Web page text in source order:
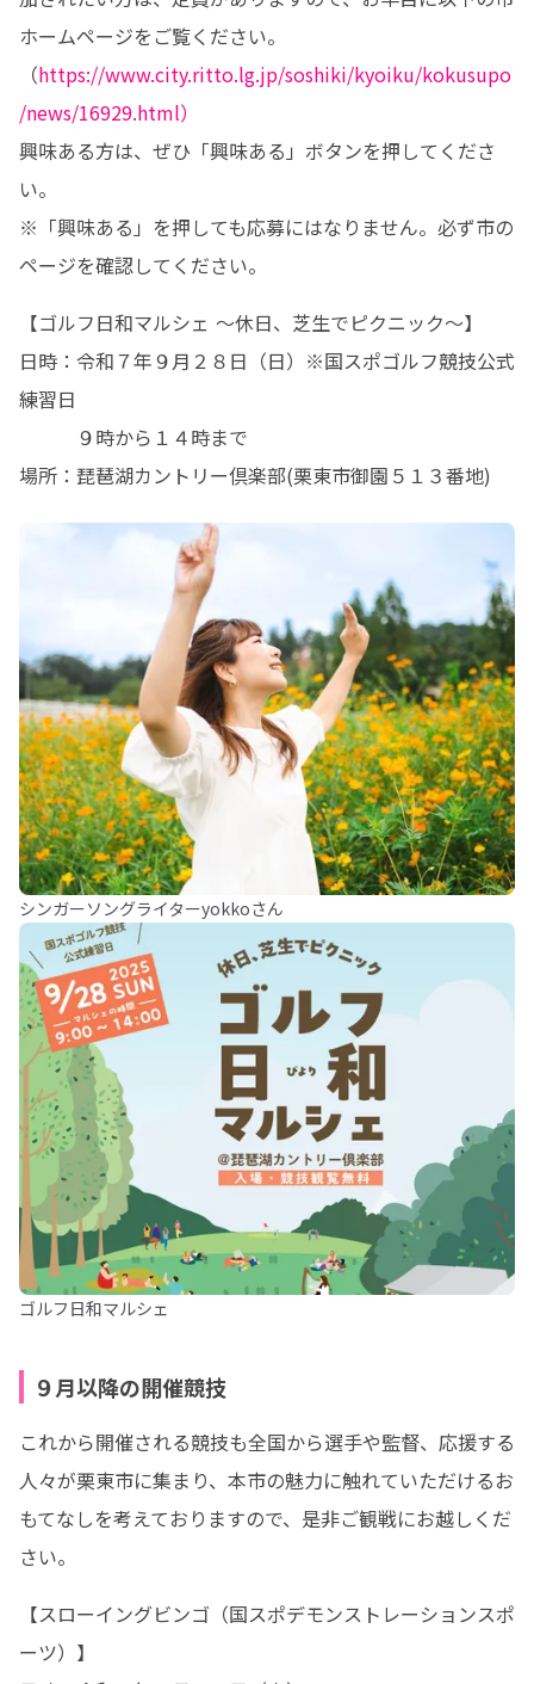
ホームページをご覧ください。
（https://www.city.ritto.lg.jp/soshiki/kyoiku/kokusupo
/news/16929.html）
興味ある方は、ぜひ「興味ある」ボタンを押してくださ
い。
※「興味ある」を押しても応募にはなりません。必ず市の
ページを確認してください。
【ゴルフ日和マルシェ ～休日、芝生でピクニック～】
日時：令和７年９月２８日（日）※国スポゴルフ競技公式
練習日
９時から１４時まで
場所：琵琶湖カントリー倶楽部(栗東市御園５１３番地)
シンガーソングライターyokkoさん
ゴルフ日和マルシェ
９月以降の開催競技
これから開催される競技も全国から選手や監督、応援する
人々が栗東市に集まり、本市の魅力に触れていただけるお
もてなしを考えておりますので、是非ご観戦にお越しくだ
さい。
【スローイングビンゴ（国スポデモンストレーションスポ
ーツ）】